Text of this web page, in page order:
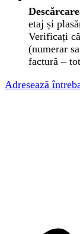
etaj și
Verificați
(numerar
factură –
Adresează